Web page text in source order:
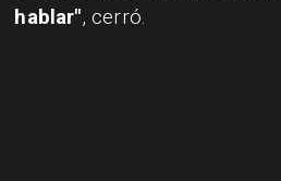
hablar", cerró.